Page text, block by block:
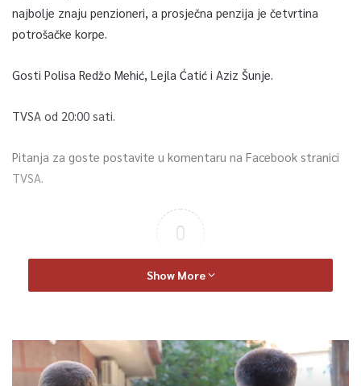
najbolje znaju penzioneri, a prosječna penzija je četvrtina
potrošačke korpe.
Gosti Polisa Redžo Mehić, Lejla Ćatić i Aziz Šunje.
TVSA od 20:00 sati.
Pitanja za goste postavite u komentaru na Facebook stranici
TVSA.
0
Article Rating
Show More